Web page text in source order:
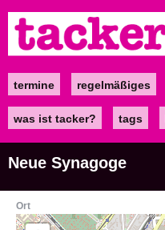
zum
Inhalt
Maintermine regelmäßiges
was ist tacker? tags
Neue Synagoge
Ort